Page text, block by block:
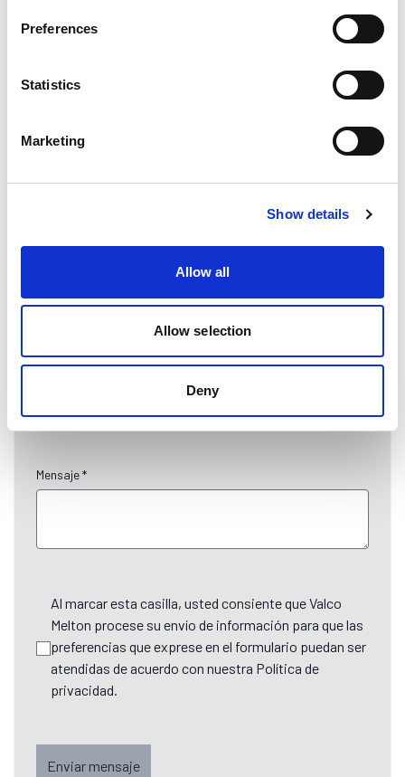
Preferences
Statistics
Marketing
Show details
Allow all
Allow selection
Deny
Estado/Provincia
Línea temporal
Mensaje *
Al marcar esta casilla, usted consiente que Valco
Melton procese su envío de información para que las
preferencias que exprese en el formulario puedan ser
atendidas de acuerdo con nuestra Política de
privacidad.
Enviar mensaje